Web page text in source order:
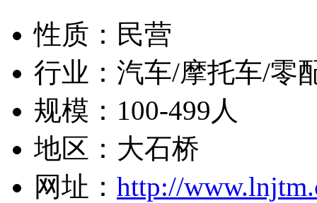
性质：民营
行业：汽车/摩托车/零
规模：100-499人
地区：大石桥
网址： http://